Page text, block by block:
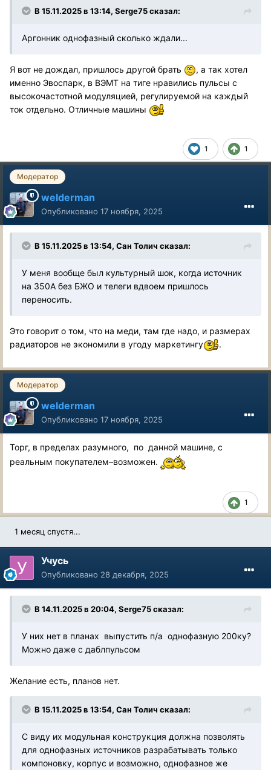
В 15.11.2025 в 13:14, Serge75сказал:
Аргонник однофазный сколько ждали...
Я вот не дождал, пришлось другой брать
, а так хотел
именно Эвоспарк, в ВЭМТ на тиге нравились пульсы с
высокочастотной модуляцией, регулируемой на каждый
ток отдельно. Отличные машины
1 1
Модератор
welderman
Опубликовано 17 ноября, 2025
В 15.11.2025 в 13:54, Сан Толич сказал:
У меня вообще был культурный шок, когда источник
на 350А без БЖО и телеги вдвоем пришлось
переносить.
Это говорит о том, что на меди, там где надо, и размерах
радиаторов не экономили в угоду маркетингу
.
Модератор
welderman
Опубликовано 17 ноября, 2025
Торг, в пределах разумного, по данной машине, с
реальным покупателем–возможен.
1
1 месяц спустя...
Учусь
Опубликовано 28 декабря, 2025
В 14.11.2025 в 20:04, Serge75сказал:
У них нет в планах выпустить п/а однофазную 200ку?
Можно даже с даблпульсом
Желание есть, планов нет.
В 15.11.2025 в 13:54, Сан Толич сказал:
С виду их модульная конструкция должна позволять
для однофазных источников разрабатывать только
компоновку, корпус и возможно, однофазное же